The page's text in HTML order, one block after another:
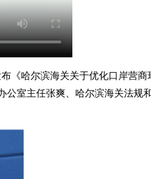
《哈尔滨海关关于优化口岸营商
公室主任张爽、哈尔滨海关法规